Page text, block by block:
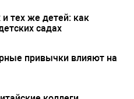
тех же детей: как
садах
привычки влияют на